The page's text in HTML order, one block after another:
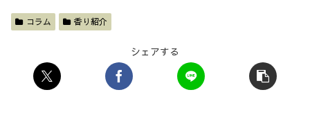
コラム 香り紹介
シェアする